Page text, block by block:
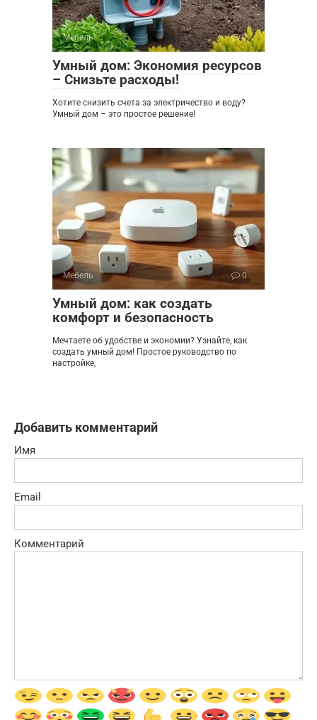
Мебель 0
Умный дом: Экономия ресурсов
– Снизьте расходы!
Хотите снизить счета за электричество и воду?
Умный дом – это простое решение!
Мебель 0
Умный дом: как создать
комфорт и безопасность
Мечтаете об удобстве и экономии? Узнайте, как
создать умный дом! Простое руководство по
настройке,
Добавить комментарий
Имя
Email
Комментарий